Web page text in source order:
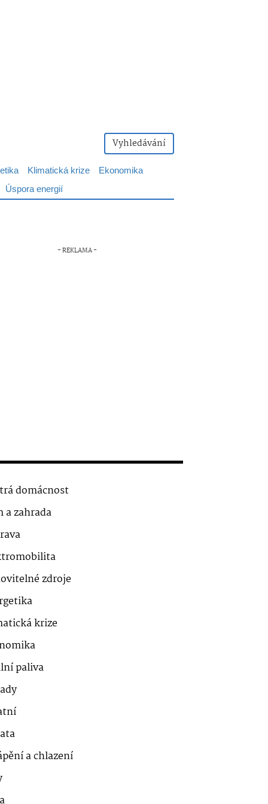
Vyhledávání
Klimatická krize
Ekonomika
Úspora energií
domácnost
a zahrada
zdroje
krize
paliva
a chlazení